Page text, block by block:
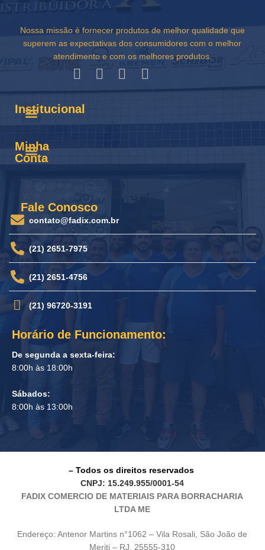
Nossa missão é fornecer produtos de melhor qualidade que
superem as expectativas dos consumidores com o melhor
atendimento e com os melhores produtos.
Institucional
Minha
Conta
Fale Conosco
contato@fadix.com.br
(21) 2651-7975
(21) 2651-4756
(21) 96720-3191
Horário de Funcionamento:
De segunda a sexta-feira:
8:00h às 18:00h
Sábados:
8:00h às 13:00h
– Todos os direitos reservados
CNPJ: 15.249.955/0001-54
FADIX COMERCIO DE MATERIAIS PARA BORRACHARIA
LTDA ME
Endereço: Antenor Martins n°1062 – Vila Rosali, São João de
Meriti – RJ, 25555-310